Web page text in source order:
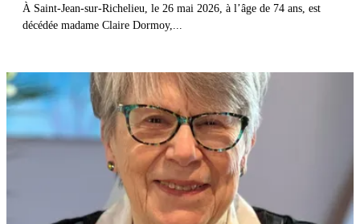
À Saint-Jean-sur-Richelieu, le 26 mai 2026, à l’âge de 74 ans, est
décédée madame Claire Dormoy,...